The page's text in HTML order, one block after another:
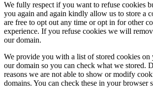
We fully respect if you want to refuse cookies
you again and again kindly allow us to store a
are free to opt out any time or opt in for other
experience. If you refuse cookies we will
our domain.
We provide you with a list of stored cookies on
our domain so you can check what we stored.
reasons we are not able to show or modify
domains. You can check these in your browser